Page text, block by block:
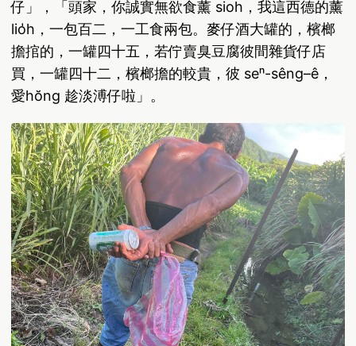
仔」，「頭家，你誠實無欲食薰 sioh，我這西德的薰
lio̍h，一包百二，一工食兩包。麥仔酒大罐的，檳榔
擔捾的，一罐四十五，若佇賣臭豆腐彼間雜貨仔店
買，一罐四十二，檳榔擔的較貴，彼 seⁿ-sêng–ê，
愛hŏng 趁淡溥仔啦」。